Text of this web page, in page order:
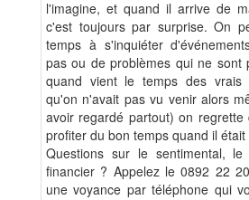
l'imagine, et quand il arrive de
c'est toujours par surprise. On
temps à s'inquiéter
pas ou de problèmes qui ne sont
quand vient le temps des vrais
qu'on n'avait pas vu venir alors
avoir regardé partout) on regrette
profiter du bon temps quand il était
Questions sur le sentimental, le
financier ? Appelez le 0892 22
une voyance par téléphone qui